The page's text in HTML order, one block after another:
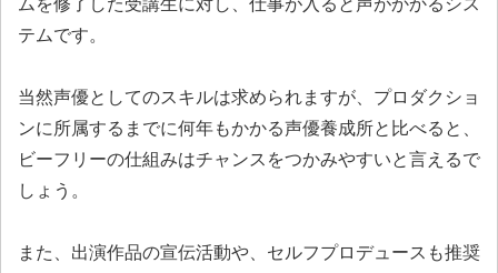
ムを修了した受講生に対し、仕事が入ると声がかかるシス
テムです。
当然声優としてのスキルは求められますが、プロダクショ
ンに所属するまでに何年もかかる声優養成所と比べると、
ビーフリーの仕組みはチャンスをつかみやすいと言えるで
しょう。
また、出演作品の宣伝活動や、セルフプロデュースも推奨